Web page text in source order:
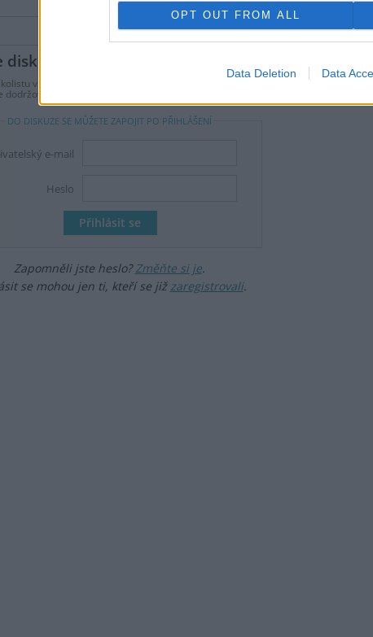
OPT OUT FROM ALL
Data Deletion Data
vítá čtenářské názory, komentáře a postřehy. Tím, že zde publikujete svůj
dodržovat
DO DISKUZE SE MŮŽETE ZAPOJIT PO PŘIHLÁŠENÍ
e-mail
Heslo
Zapomněli jste heslo?Změňte si je.
se mohou jen ti, kteří se již zaregistrovali.